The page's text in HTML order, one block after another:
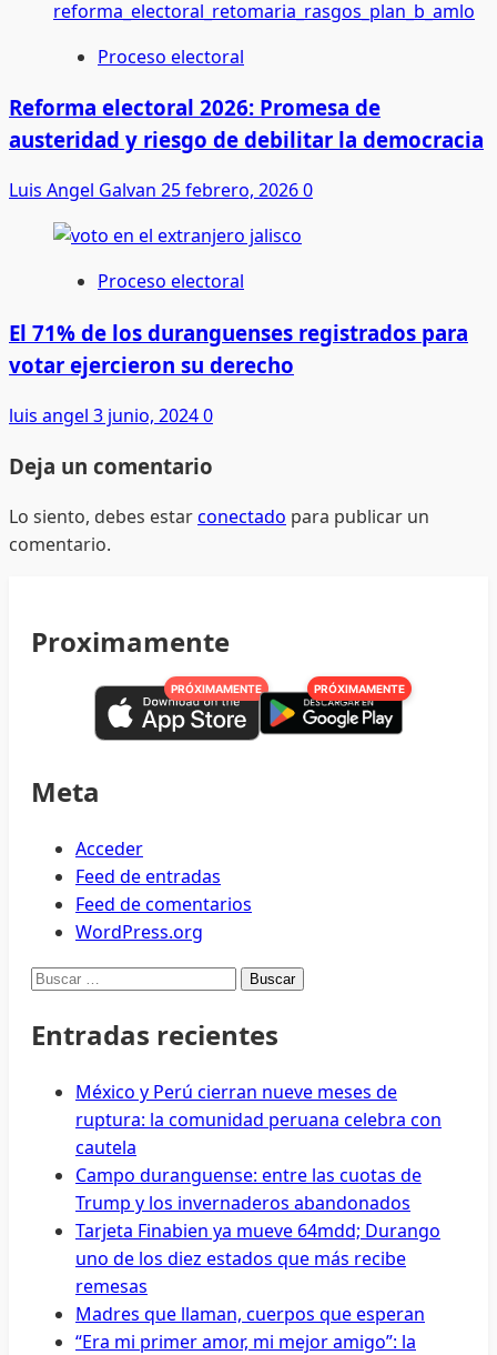
Proceso electoral
Reforma electoral 2026: Promesa de
austeridad y riesgo de debilitar la democracia
Luis Angel Galvan 25 febrero, 20260
Proceso electoral
El 71% de los duranguenses registrados para
votar ejercieron su derecho
luis angel 3 junio, 20240
Deja un comentario
Lo siento, debes estarconectado para publicar un
comentario.
Proximamente
PRÓXIMAMENTE PRÓXIMAMENTE
Meta
Acceder
Feed de entradas
Feed de comentarios
WordPress.org
Buscar:
Entradas recientes
México y Perú cierran nueve meses de
ruptura: la comunidad peruana celebra con
cautela
Campo duranguense: entre las cuotas de
Trump y los invernaderos abandonados
Tarjeta Finabien ya mueve 64mdd; Durango
uno de los diez estados que más recibe
remesas
Madres que llaman, cuerpos que esperan
“Era mi primer amor, mi mejor amigo”: la